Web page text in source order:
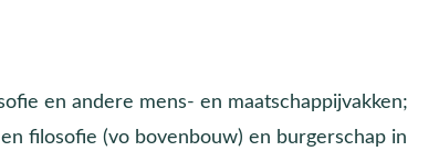
en andere mens- en maatschappijvakken;
filosofie (vo bovenbouw) en burgerschap in